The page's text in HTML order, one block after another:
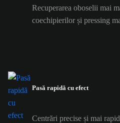
Recuperarea oboselii mai
coechipierilor și pressing
Pasă rapidă cu efect
Centrări precise și mai